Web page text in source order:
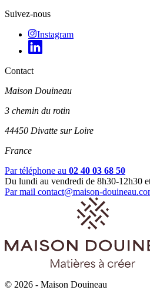
Suivez-nous
Instagram
Contact
Maison Douineau
3 chemin du rotin
44450 Divatte sur Loire
France
Par téléphone au 02 40 03 68 50
Du lundi au vendredi de 8h30-12h30
Par mail contact@maison-
© 2026 - Maison Douineau